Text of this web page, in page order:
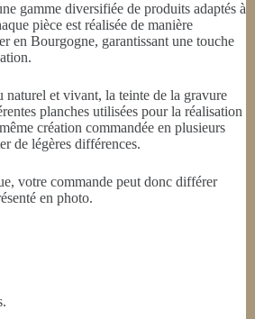
gamme diversifiée de produits adaptés à
pièce est réalisée de manière
en Bourgogne, garantissant une touche
naturel et vivant, la teinte de la gravure
planches utilisées pour la réalisation
création commandée en plusieurs
de légères différences.
votre commande peut donc différer
en photo.